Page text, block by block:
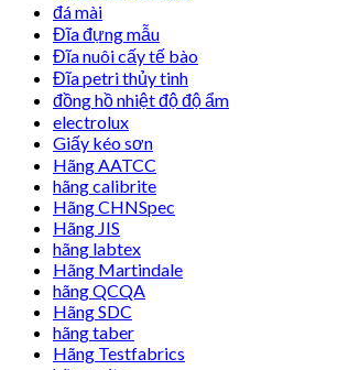
đá mài
Đĩa đựng mẫu
Đĩa nuôi cấy tế bào
Đĩa petri thủy tinh
đồng hồ nhiệt độ độ ẩm
electrolux
Giấy kéo sơn
Hãng AATCC
hãng calibrite
Hãng CHNSpec
Hãng JIS
hãng labtex
Hãng Martindale
hãng QCQA
Hãng SDC
hãng taber
Hãng Testfabrics